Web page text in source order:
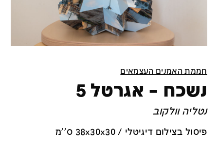
חממת האמנים העצמאים
נשכח – אגרטל 5
נטליה וולקוב
פיסול בצילום דיגיטלי / 38x30x30 ס''מ